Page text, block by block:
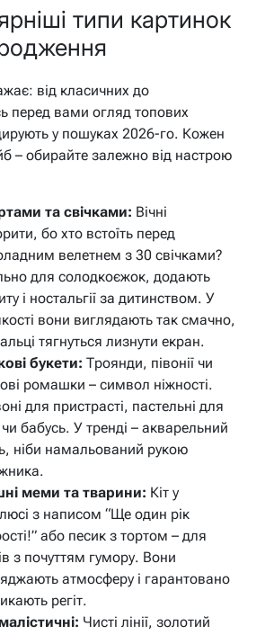
типи картинок
від класичних до
перед вами огляд топових
у пошуках 2026-го. Кожен
– обирайте залежно від настрою
та свічками: Вічні
бо хто встоїть перед
велетнем з 30 свічками?
для солодкоєжок, додають
і ностальгії за дитинством. У
вони виглядають так смачно,
тягнуться лизнути екран.
букети: Троянди, півонії чи
ромашки – символ ніжності.
для пристрасті, пастельні для
бабусь. У тренді – акварельний
ніби намальований рукою
меми та тварини: Кіт у
з написом “Ще один рік
або песик з тортом – для
з почуттям гумору. Вони
атмосферу і гарантовано
регіт.
Чисті лінії, золотий